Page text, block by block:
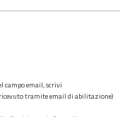
campo email, scrivi
tramite email di abilitazione)